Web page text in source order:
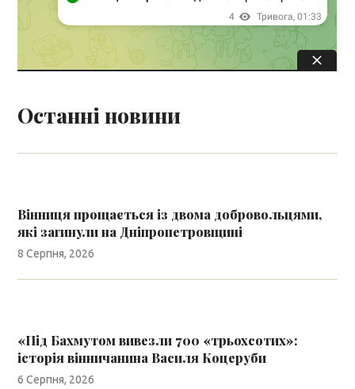
Останні новини
Вінниця прощається із двома добровольцями,
які загинули на Дніпропетровщині
8 Серпня, 2026
«Під Бахмутом вивезли 700 «трьохсотих»:
історія вінничанина Василя Коцеруби
6 Серпня, 2026